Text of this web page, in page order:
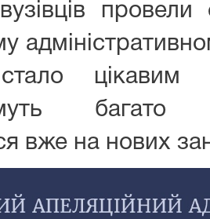
цікавим
багато
вже на нових